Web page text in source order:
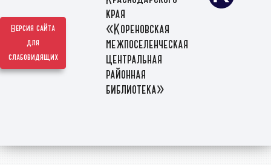
Версия сайта
для
слабовидящих
края
«Кореновская
межпоселенческая
центральная
районная
библиотека»